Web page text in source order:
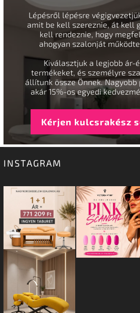
Lépésről lépésre
amit be kell szereznie, át kell
kell rendeznie, hogy
ahogyan szalonját
Kiválasztjuk a legjobb ár-
termékeket, és személyre
állítunk össze Önnek.
akár 15%-os egyedi
Kérjen kulcsrakész
INSTAGRAM